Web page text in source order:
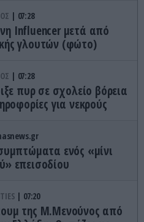
07:28
Ιnfluencer μετά από
γλουτών (φώτο)
07:28
πυρ σε σχολείο βόρεια
για νεκρούς
ενός «μίνι
επεισοδίου
07:20
της Μ.Μενούνος από